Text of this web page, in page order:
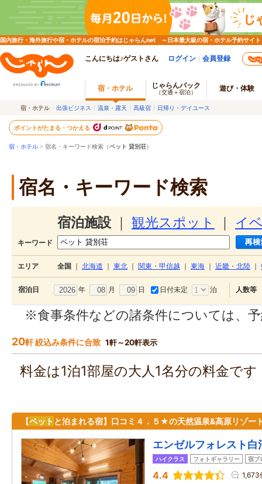
国内旅行・海外旅行や宿・ホテルの宿泊予約はじゃらんnet ～日本最大級の宿・ホテル予約サイト
こんにちは♪ゲストさん ログイン 会員登録
宿・ホテル じゃらんパック
（交通＋宿泊） 遊び・体験
宿・ホテル 出張ビジネス 温泉・露天 高級宿 日帰り・デイユース
ポイントがたまる・つかえる
宿・ホテル > 宿名・キーワード検索（ペット 貸別荘）
宿名・キーワード検索
宿泊施設 観光スポット イ
キーワード
エリア 全国 北海道 東北 関東・甲信越 東海 近畿・北陸
宿泊日 年 月 日 日付未定 泊 人数等
※食事条件などの諸条件については、
20軒 絞込み条件に合致 1軒～20軒表示
料金は1泊1部屋の大人1名分の料金で
【ペット と泊まれる宿】口コミ４．５★の天然温泉&高原リゾー
エンゼルフォレスト白
ハイクラス フォトギャラリー 宿ブ
4.4 1,673